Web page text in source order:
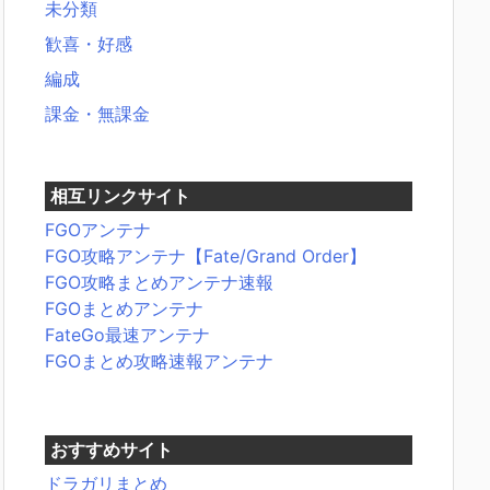
未分類
歓喜・好感
編成
課金・無課金
相互リンクサイト
FGOアンテナ
FGO攻略アンテナ【Fate/Grand Order】
FGO攻略まとめアンテナ速報
FGOまとめアンテナ
FateGo最速アンテナ
FGOまとめ攻略速報アンテナ
おすすめサイト
ドラガリまとめ